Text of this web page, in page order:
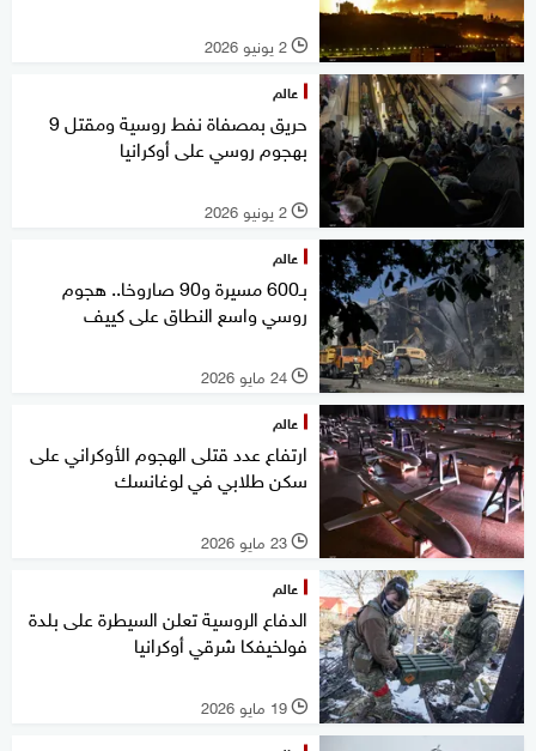
l 2 يونيو 2026
عالم
حريق بمصفاة نفط روسية ومقتل 9
بهجوم روسي على أوكرانيا
l 2 يونيو 2026
عالم
بـ600 مسيرة و90 صاروخا.. هجوم
روسي واسع النطاق على كييف
l 24 مايو 2026
عالم
ارتفاع عدد قتلى الهجوم الأوكراني على
سكن طلابي في لوغانسك
l 23 مايو 2026
عالم
الدفاع الروسية تعلن السيطرة على بلدة
فولخيفكا شرقي أوكرانيا
l 19 مايو 2026